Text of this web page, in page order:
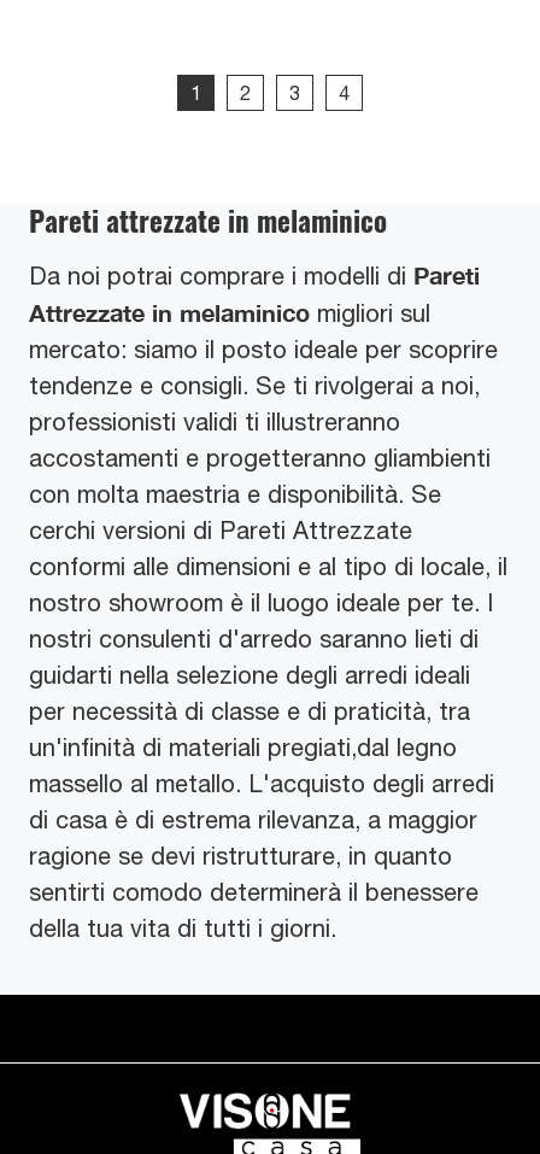
1 2 3 4
Pareti attrezzate in melaminico
Da noi potrai comprare i modelli di Pareti
Attrezzate in melaminico migliori sul
mercato: siamo il posto ideale per scoprire
tendenze e consigli. Se ti rivolgerai a noi,
professionisti validi ti illustreranno
accostamenti e progetteranno gliambienti
con molta maestria e disponibilità. Se
cerchi versioni di Pareti Attrezzate
conformi alle dimensioni e al tipo di locale, il
nostro showroom è il luogo ideale per te. I
nostri consulenti d'arredo saranno lieti di
guidarti nella selezione degli arredi ideali
per necessità di classe e di praticità, tra
un'infinità di materiali pregiati,dal legno
massello al metallo. L'acquisto degli arredi
di casa è di estrema rilevanza, a maggior
ragione se devi ristrutturare, in quanto
sentirti comodo determinerà il benessere
della tua vita di tutti i giorni.